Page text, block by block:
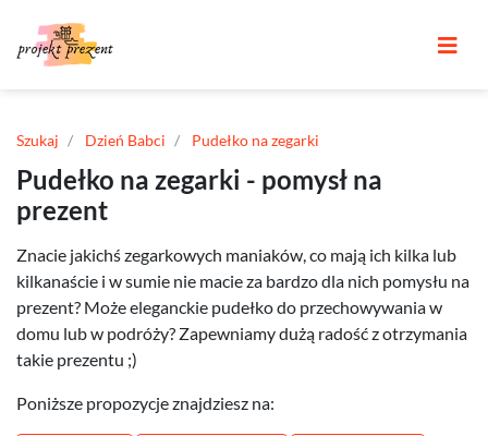
Szukaj Dzień Babci Pudełko na zegarki
Pudełko na zegarki - pomysł na
prezent
Znacie jakichś zegarkowych maniaków, co mają ich kilka lub
kilkanaście i w sumie nie macie za bardzo dla nich pomysłu na
prezent? Może eleganckie pudełko do przechowywania w
domu lub w podróży? Zapewniamy dużą radość z otrzymania
takie prezentu ;)
Poniższe propozycje znajdziesz na: